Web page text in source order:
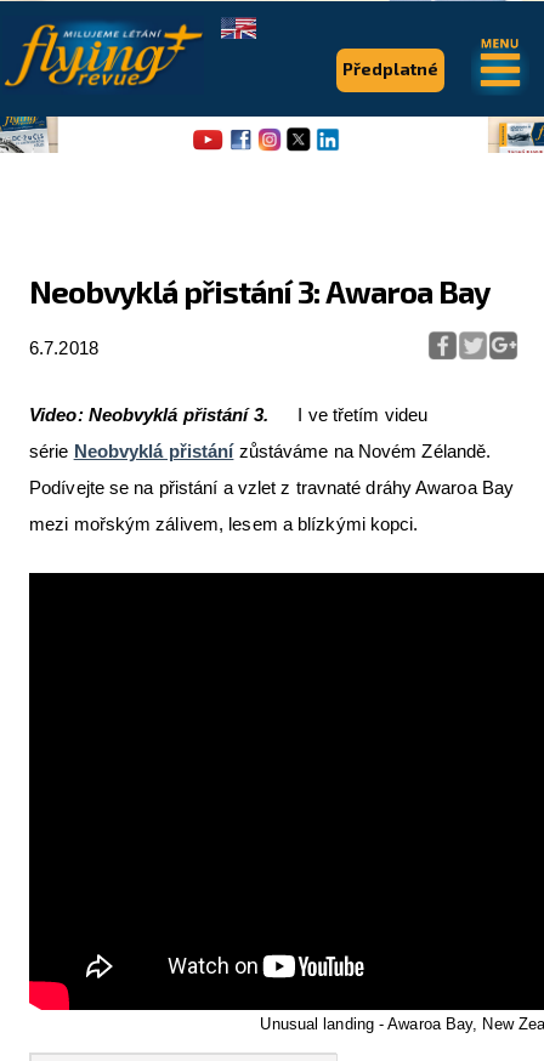
Neobvyklá přistání 3: Awaroa Bay
6.7.2018
Video: Neobvyklá přistání 3.
I ve třetím videu
série Neobvyklá přistánízůstáváme na Novém Zélandě.
Podívejte se na přistání a vzlet z travnaté dráhy Awaroa Bay
mezi mořským zálivem, lesem a blízkými kopci.
Unusual landing - Awaroa Bay, New
Předplatné
.
Pro piloty
Série & speciály
Letecká videa